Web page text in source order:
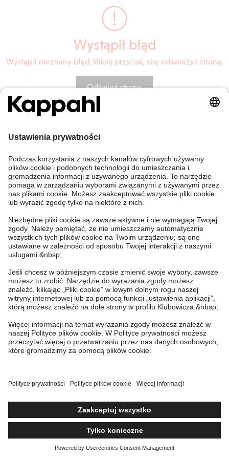
Wystąpił błąd
Wystąpił nieznany błąd, kliknij przycisk, aby odświeżyć stronę.
Odśwież stronę